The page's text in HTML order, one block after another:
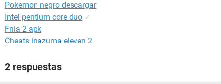
Audio: Realtek High Definition Audio
--------------------------------//--------------------------------
Your Windows is detected as 32bit (x86).
Name: Windows 7 Ultimate
Version: 6.1.7601
Pokemon negro descargar
Intel pentium core duo ✓
Fnia 2 apk
Cheats inazuma eleven 2
2 respuestas